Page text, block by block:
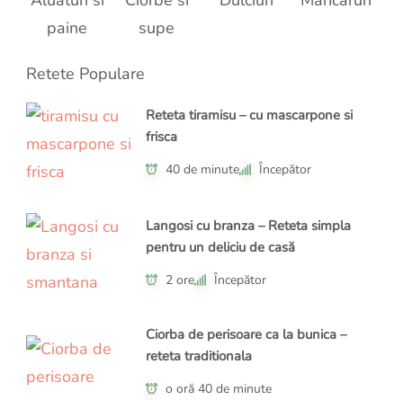
paine
supe
Retete Populare
Reteta tiramisu – cu mascarpone si
frisca
40 de minute Începător
Langosi cu branza – Reteta simpla
pentru un deliciu de casă
2 ore Începător
Ciorba de perisoare ca la bunica –
reteta traditionala
o oră 40 de minute